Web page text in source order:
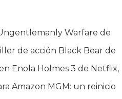
Warfare de
de acción Black Bear de
Enola Holmes 3 de Netflix,
Amazon MGM: un reinicio